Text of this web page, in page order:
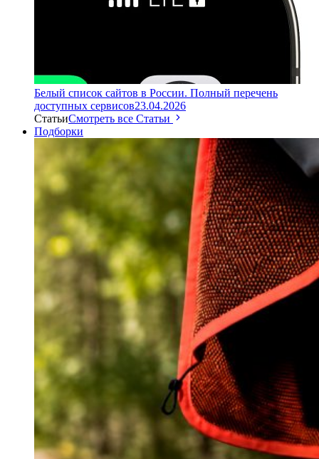
Белый список сайтов в России. Полный перечень
доступных сервисов23.04.2026
СтатьиСмотреть все Статьи
Подборки